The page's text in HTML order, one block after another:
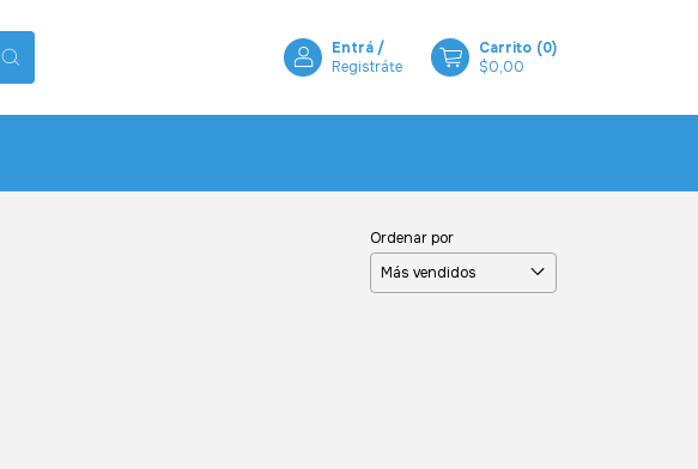
Entrá /
Registráte
Carrito (0)
$0,00
Ordenar por